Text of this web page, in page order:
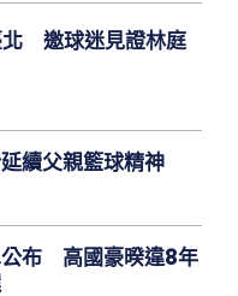
邀球迷見證林庭
續父親籃球精神
公布 高國豪暌違8年